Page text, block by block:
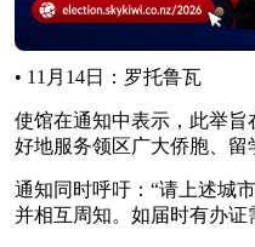
• 11月14日：罗托鲁瓦
使馆在通知中表示，此举旨
好地服务领区广大侨胞、留
通知同时呼吁：“请上述城
并相互周知。如届时有办